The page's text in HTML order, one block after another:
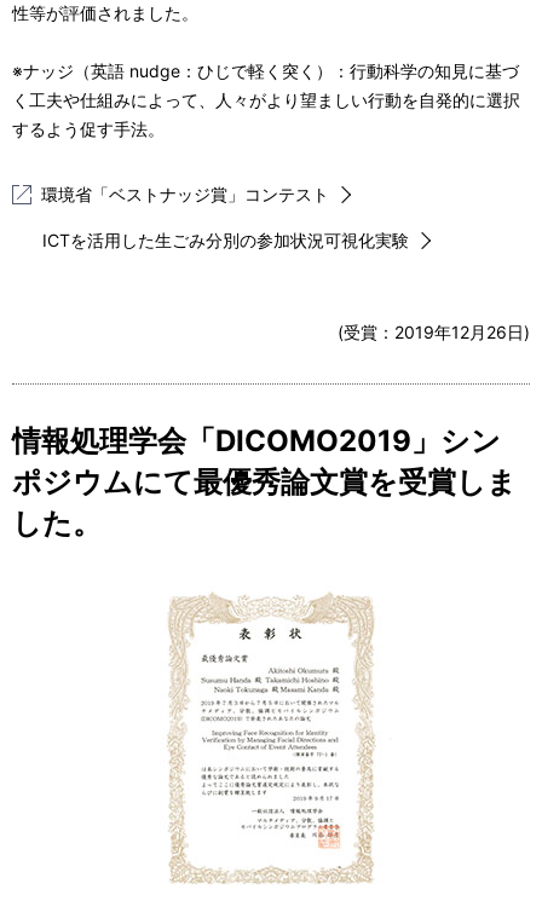
性等が評価されました。
※ナッジ（英語 nudge：ひじで軽く突く）：行動科学の知見に基づ
く工夫や仕組みによって、人々がより望ましい行動を自発的に選択
するよう促す手法。
環境省「ベストナッジ賞」コンテスト
ICTを活用した生ごみ分別の参加状況可視化実験
(受賞： 2019年12月26日)
情報処理学会「DICOMO2019」シン
ポジウムにて最優秀論文賞を受賞しま
した。